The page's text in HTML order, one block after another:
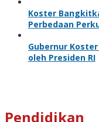
Koster
Perbedaan
Gubernur
oleh Presiden RI
Pendidikan